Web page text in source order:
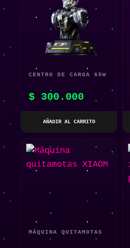
CENTRO DE CARGA 65W
GAN TIPO C DISEÑO
MECHA
$ 300.000
AÑADIR AL CARRITO
MÁQUINA QUITAMOTAS